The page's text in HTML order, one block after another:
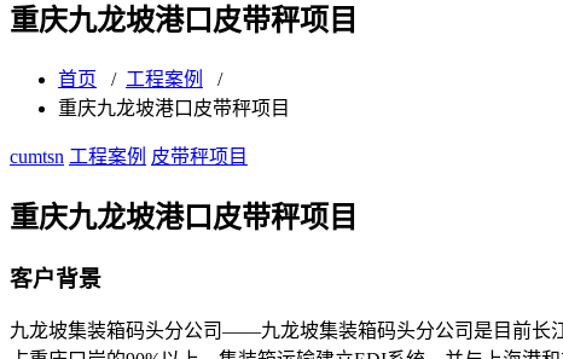
重庆九龙坡港口皮带秤项目
首页 / 工程案例
/
重庆九龙坡港口皮带秤项目
cumtsn 工程案例 皮带秤项目
重庆九龙坡港口皮带秤项目
客户背景
九龙坡集装箱码头分公司――九龙坡集装箱码头分公司是目前长